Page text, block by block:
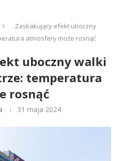
Zaskakujący efekt uboczny
atmosfery może rosnąć
uboczny walki
temperatura
rosnąć
31 maja 2024